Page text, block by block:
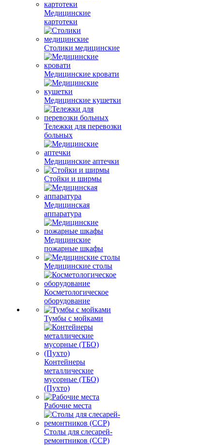
Медицинские
картотеки
Столики медицинские
Медицинские кровати
Медицинские кушетки
Тележки для перевозки
больных
Медицинские аптечки
Стойки и ширмы
Медицинская
аппаратура
Медицинские
пожарные шкафы
Медицинские столы
Косметологическое
оборудование
Тумбы с мойками
Контейнеры
металлические
мусорные (ТБО)
(Пухто)
Рабочие места
Столы для слесарей-
ремонтников (ССР)